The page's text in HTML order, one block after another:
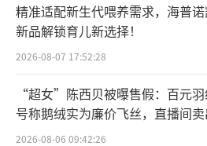
险企盈利由承保和投
能力报告中，非上市险企
半年投资成绩单。
除比亚迪(002594)财
投资收益率数据外，72家
精准适配新生代喂养需求，海普
新品解锁育儿新选择！
2026-08-07 17:52:28
“超女”陈西贝被曝售假：百元
号称鹅绒实为廉价飞丝，直播间
百万元
2026-08-06 09:42:26